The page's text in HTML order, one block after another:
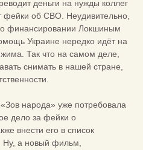
деньги на нужды коллег
об СВО. Неудивительно,
финансировании Локшиным
Украине нередко идёт на
Так что на самом деле,
снимать в нашей стране,
народа» уже потребовала
дело за фейки о
внести его в список
Ну, а новый фильм,